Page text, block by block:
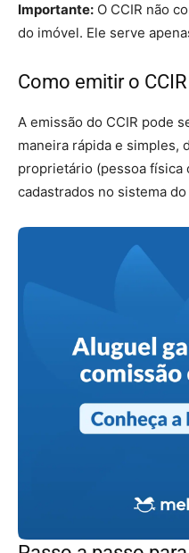
Importante: O CCIR não
do imóvel. Ele serve
Como emitir o
A emissão do CCIR pode
maneira rápida e simples,
proprietário (pessoa física
cadastrados no sistema do